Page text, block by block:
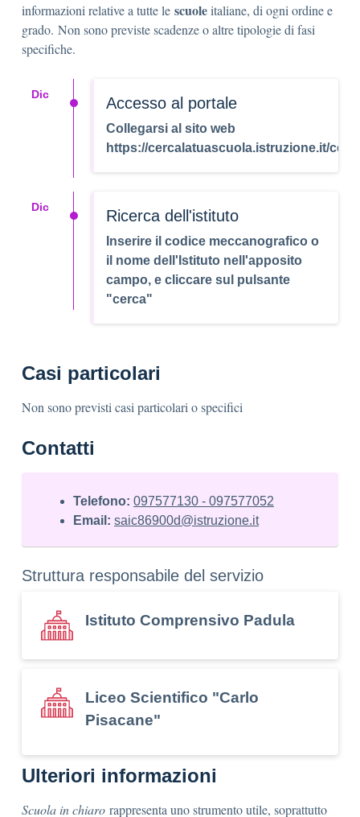
informazioni relative a tutte le scuoleitaliane, di ogni ordine e
grado. Non sono previste scadenze o altre tipologie di fasi
specifiche.
Accesso al portale
Collegarsi al sito web
https://cercalatuascuola.istruzione.it/
Dic
Ricerca dell'istituto
Inserire il codice meccanografico o
il nome dell'Istituto nell'apposito
campo, e cliccare sul pulsante
"cerca"
Dic
Casi particolari
Non sono previsti casi particolari o specifici
Contatti
Telefono: 097577130 - 097577052
Email: saic86900d@istruzione.it
Struttura responsabile del servizio
Istituto Comprensivo Padula
Liceo Scientifico "Carlo
Pisacane"
Ulteriori informazioni
Scuola in chiaro rappresenta uno strumento utile, soprattutto